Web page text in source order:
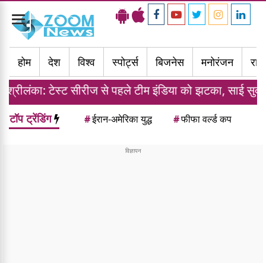
Toggle
navigation
होम
देश विश्व स्पोर्ट्स बिजनेस मनोरंजन
से पहले टीम इंडिया को झटका, साई सुदर्शन हुए बाहर
टॉप ट्रेंडिंग #ईरान-अमेरिका युद्ध #फीफा वर्ल्ड कप